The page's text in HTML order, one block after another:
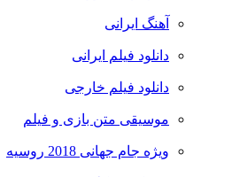
آهنگ ایرانی
دانلود فیلم ایرانی
دانلود فیلم خارجی
موسیقی متن بازی و فیلم
ویژه جام جهانی 2018 روسیه